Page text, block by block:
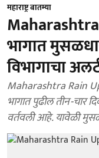
महाराष्ट्र बातम्या
Maharashtra
भागात
विभागाचा
Maharashtra Rain Update:
भागात पुढील तीन-चार
वर्तवली आहे. यावेळी